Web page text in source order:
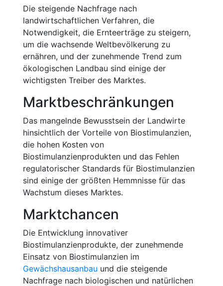
Die steigende Nachfrage nach
landwirtschaftlichen Verfahren, die
Notwendigkeit, die Ernteerträge zu steigern,
um die wachsende Weltbevölkerung zu
ernähren, und der zunehmende Trend zum
ökologischen Landbau sind einige der
wichtigsten Treiber des Marktes.
Marktbeschränkungen
Das mangelnde Bewusstsein der Landwirte
hinsichtlich der Vorteile von Biostimulanzien,
die hohen Kosten von
Biostimulanzienprodukten und das Fehlen
regulatorischer Standards für Biostimulanzien
sind einige der größten Hemmnisse für das
Wachstum dieses Marktes.
Marktchancen
Die Entwicklung innovativer
Biostimulanzienprodukte, der zunehmende
Einsatz von Biostimulanzien im
Gewächshausanbau und die steigende
Nachfrage nach biologischen und natürlichen